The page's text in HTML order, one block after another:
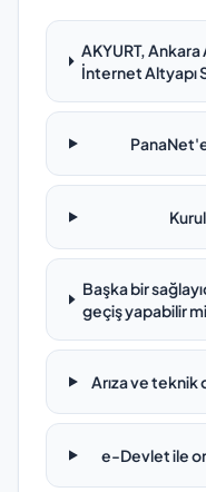
AKYURT,
İnternet Altyapı
Başka bir
geçiş yapabilir
Arıza ve teknik
e-Devlet ile